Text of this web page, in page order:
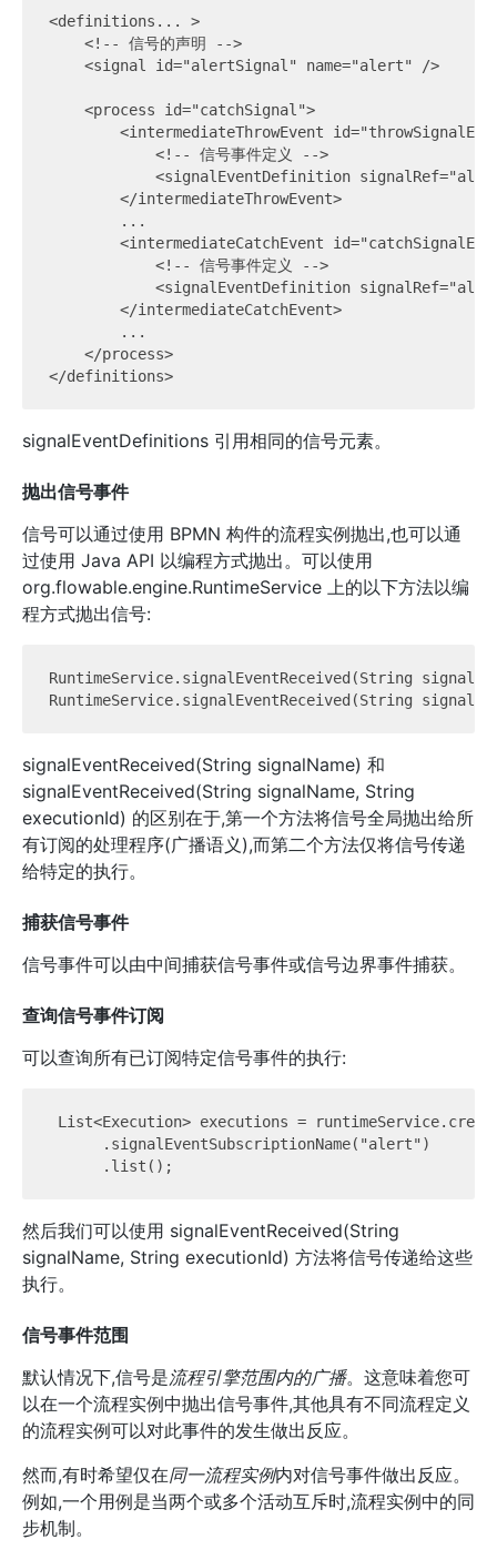
<definitions... >
    <!-- 信号的声明 -->
    <signal id="alertSignal" name="alert" />
    <process id="catchSignal">
<intermediateThrowEvent
            <!-- 信号事件定义 -->
<signalEventDefinition
        </intermediateThrowEvent>
        ...
<intermediateCatchEvent
            <!-- 信号事件定义 -->
<signalEventDefinition
        </intermediateCatchEvent>
        ...
    </process>
signalEventDefinitions 引用相同的信号元素。
抛出信号事件
信号可以通过使用 BPMN 构件的流程实例抛出,也可以通
过使用 Java API 以编程方式抛出。可以使用
org.flowable.engine.RuntimeService 上的以下方法以编
程方式抛出信号:
RuntimeService.signalEventReceived(String
signalEventReceived(String signalName) 和
signalEventReceived(String signalName, String
executionId) 的区别在于,第一个方法将信号全局抛出给所
有订阅的处理程序(广播语义),而第二个方法仅将信号传递
给特定的执行。
捕获信号事件
信号事件可以由中间捕获信号事件或信号边界事件捕获。
查询信号事件订阅
可以查询所有已订阅特定信号事件的执行:
List<Execution> executions =
      .signalEventSubscriptionName("alert")
然后我们可以使用 signalEventReceived(String
signalName, String executionId) 方法将信号传递给这些
执行。
信号事件范围
默认情况下,信号是流程引擎范围内的广播。这意味着您可
以在一个流程实例中抛出信号事件,其他具有不同流程定义
的流程实例可以对此事件的发生做出反应。
然而,有时希望仅在同一流程实例内对信号事件做出反应。
例如,一个用例是当两个或多个活动互斥时,流程实例中的同
步机制。